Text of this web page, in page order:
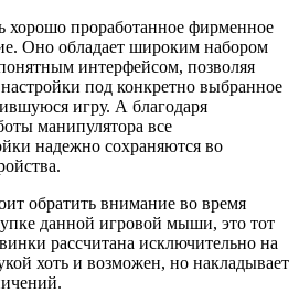
хорошо проработанное фирменное
Оно обладает широким набором
интерфейсом, позволяя
под конкретно выбранное
игру. А благодаря
манипулятора все
надежно сохраняются во
обратить внимание во время
данной игровой мыши, это тот
рассчитана исключительно на
хоть и возможен, но накладывает